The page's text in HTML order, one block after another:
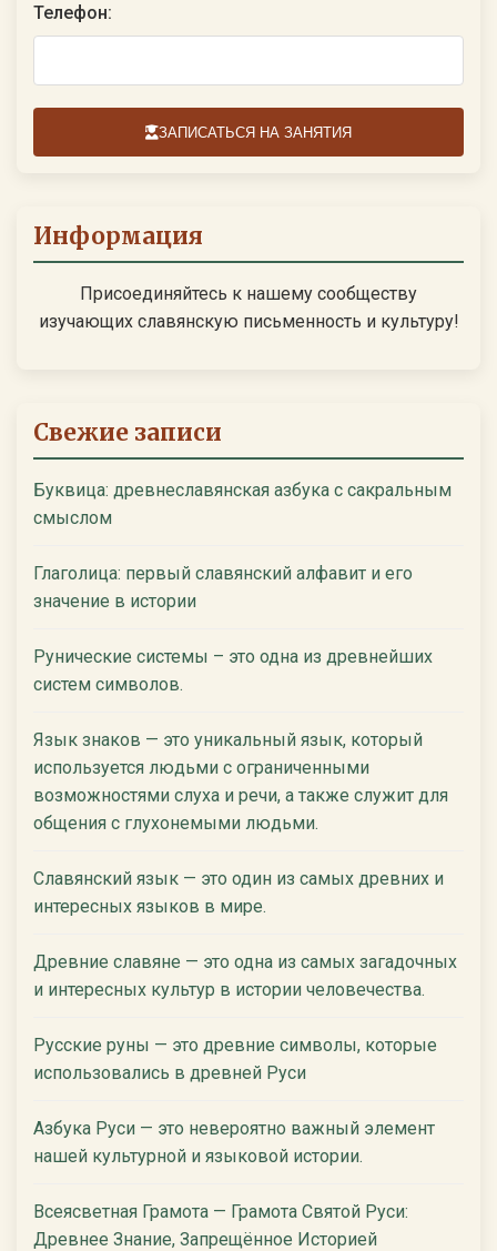
Телефон:
ЗАПИСАТЬСЯ НА ЗАНЯТИЯ
Информация
Присоединяйтесь к нашему сообществу
изучающих славянскую письменность и культуру!
Свежие записи
Буквица: древнеславянская азбука с сакральным
смыслом
Глаголица: первый славянский алфавит и его
значение в истории
Рунические системы – это одна из древнейших
систем символов.
Язык знаков — это уникальный язык, который
используется людьми с ограниченными
возможностями слуха и речи, а также служит для
общения с глухонемыми людьми.
Славянский язык — это один из самых древних и
интересных языков в мире.
Древние славяне — это одна из самых загадочных
и интересных культур в истории человечества.
Русские руны — это древние символы, которые
использовались в древней Руси
Азбука Руси — это невероятно важный элемент
нашей культурной и языковой истории.
Всеясветная Грамота — Грамота Святой Руси:
Древнее Знание, Запрещённое Историей